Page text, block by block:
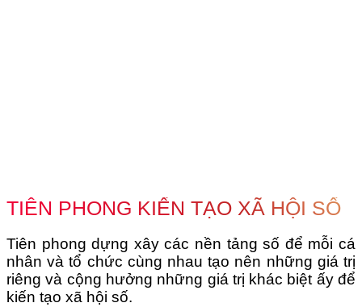
TIÊN PHONG KIẾN TẠO XÃ HỘI SỐ
Tiên phong dựng xây các nền tảng số để mỗi cá
nhân và tổ chức cùng nhau tạo nên những giá trị
riêng và cộng hưởng những giá trị khác biệt ấy để
kiến tạo xã hội số.